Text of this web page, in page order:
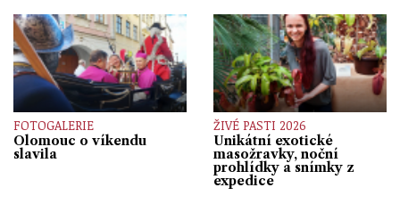
FOTOGALERIE
Olomouc o víkendu
slavila
ŽIVÉ PASTI 2026
Unikátní exotické
masožravky, noční
prohlídky a snímky z
expedice